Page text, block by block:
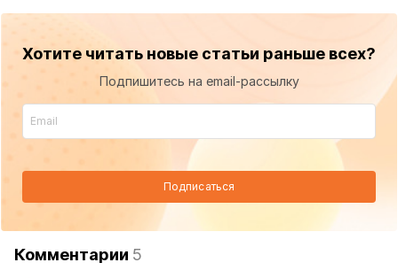
Хотите читать новые статьи раньше всех?
Подпишитесь на email-рассылку
Подписаться
Комментарии 5